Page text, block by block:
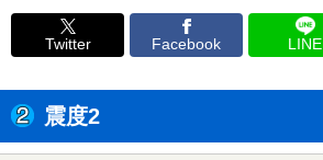
Twitter Facebook LINE
震度2